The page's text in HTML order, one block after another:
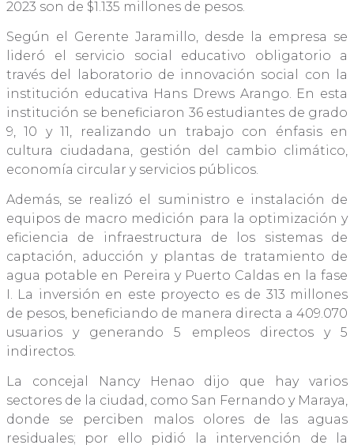
2023 son de $1.135 millones de pesos.
Según el Gerente Jaramillo, desde la empresa se
lideró el servicio social educativo obligatorio a
través del laboratorio de innovación social con la
institución educativa Hans Drews Arango. En esta
institución se beneficiaron 36 estudiantes de grado
9, 10 y 11, realizando un trabajo con énfasis en
cultura ciudadana, gestión del cambio climático,
economía circular y servicios públicos.
Además, se realizó el suministro e instalación de
equipos de macro medición para la optimización y
eficiencia de infraestructura de los sistemas de
captación, aducción y plantas de tratamiento de
agua potable en Pereira y Puerto Caldas en la fase
I. La inversión en este proyecto es de 313 millones
de pesos, beneficiando de manera directa a 409.070
usuarios y generando 5 empleos directos y 5
indirectos.
La concejal Nancy Henao dijo que hay varios
sectores de la ciudad, como San Fernando y Maraya,
donde se perciben malos olores de las aguas
residuales; por ello pidió la intervención de la